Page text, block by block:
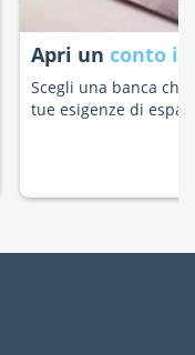
Apri un conto
Scegli una banca che
tue esigenze di